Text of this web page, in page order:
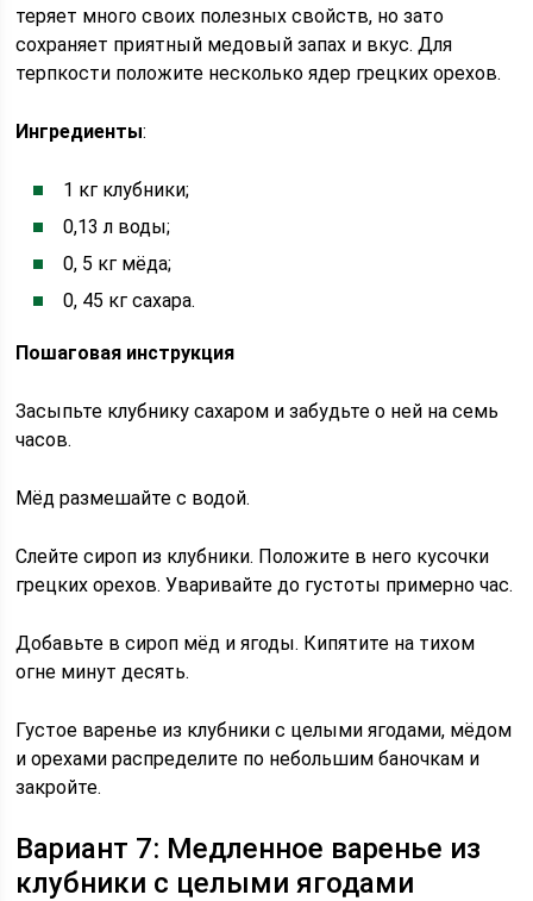
теряет много своих полезных свойств, но зато
сохраняет приятный медовый запах и вкус. Для
терпкости положите несколько ядер грецких орехов.
Ингредиенты:
1 кг клубники;
0,13 л воды;
0, 5 кг мёда;
0, 45 кг сахара.
Пошаговая инструкция
Засыпьте клубнику сахаром и забудьте о ней на семь
часов.
Мёд размешайте с водой.
Слейте сироп из клубники. Положите в него кусочки
грецких орехов. Уваривайте до густоты примерно час.
Добавьте в сироп мёд и ягоды. Кипятите на тихом
огне минут десять.
Густое варенье из клубники с целыми ягодами, мёдом
и орехами распределите по небольшим баночкам и
закройте.
Вариант 7: Медленное варенье из
клубники с целыми ягодами